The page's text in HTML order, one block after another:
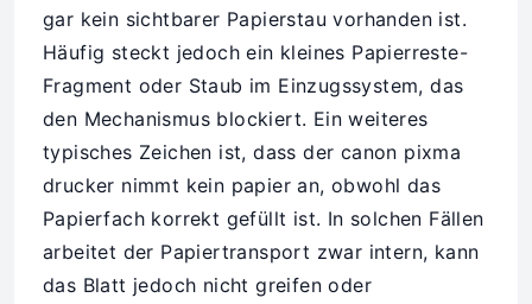
gar kein sichtbarer Papierstau vorhanden ist.
Häufig steckt jedoch ein kleines Papierreste-
Fragment oder Staub im Einzugssystem, das
den Mechanismus blockiert. Ein weiteres
typisches Zeichen ist, dass der canon pixma
drucker nimmt kein papier an, obwohl das
Papierfach korrekt gefüllt ist. In solchen Fällen
arbeitet der Papiertransport zwar intern, kann
das Blatt jedoch nicht greifen oder